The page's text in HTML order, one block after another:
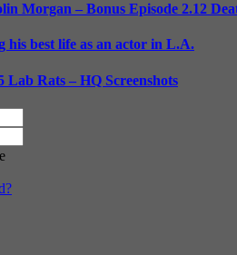
Morgan – Bonus Episode 2.12
his best life as an actor in L.A.
Lab Rats – HQ Screenshots